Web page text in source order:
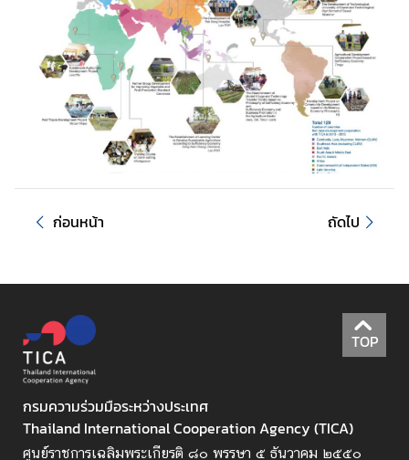
ว
ร่
อ
พื่
อ
ก
า
ร
พั
ก่อนหน้า ถัดไป
TOP
กรมความร่วมมือระหว่างประเทศ
Thailand International Cooperation Agency (TICA)
ศูนย์ราชการเฉลิมพระเกียรติ ๘๐ พรรษา ๕ ธันวาคม ๒๕๕๐